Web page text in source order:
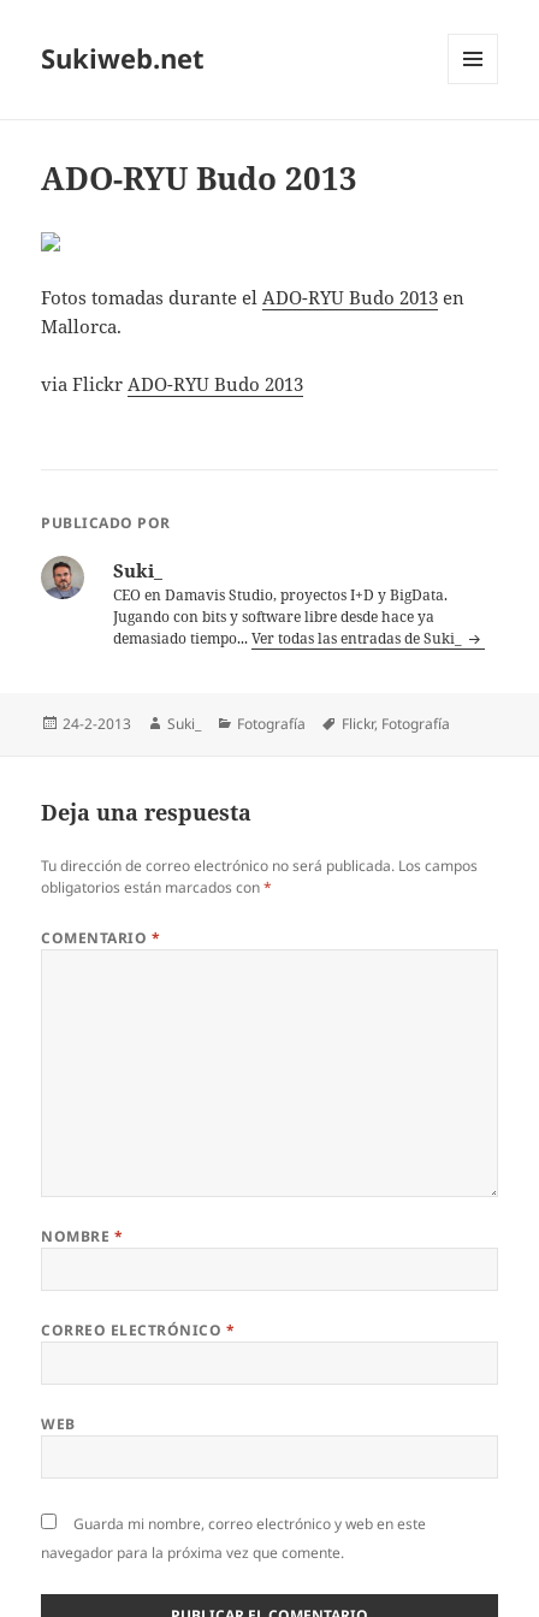
Sukiweb.net
ADO-RYU Budo 2013
Fotos tomadas durante elADO-RYU Budo 2013 en
Mallorca.
via FlickrADO-RYU Budo 2013
PUBLICADO POR
Suki_
CEO en Damavis Studio, proyectos I+D y BigData.
Jugando con bits y software libre desde hace ya
demasiado tiempo...Ver todas las entradas de Suki_
Publicado
24-2-2013 Autor
Suki_ Categorías
Fotografía Etiquetas
Flickr, Fotografí­a
Deja una respuesta
Tu dirección de correo electrónico no será publicada. Los campos
obligatorios están marcados con*
COMENTARIO *
NOMBRE *
CORREO ELECTRÓNICO *
WEB
Guarda mi nombre, correo electrónico y web en este
navegador para la próxima vez que comente.